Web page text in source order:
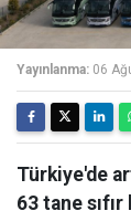
Yayınlanma: 06
Türkiye'de
63 tane